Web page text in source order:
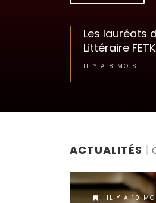
Les lauréats
Littéraire
IL Y A 8 MOIS
ACTUALITÉS |
IL Y A 10